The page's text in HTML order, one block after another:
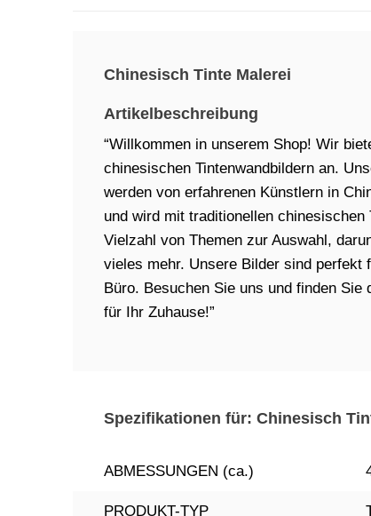
Chinesisch Tinte Malerei
Artikelbeschreibung
“Willkommen in unserem Shop! Wir
chinesischen Tintenwandbildern an.
werden von erfahrenen Künstlern in
und wird mit traditionellen
Vielzahl von Themen zur Auswahl,
vieles mehr. Unsere Bilder sind perfekt
Büro. Besuchen Sie uns und finden
für Ihr Zuhause!”
Spezifikationen für: Chinesisch
ABMESSUNGEN (ca.)
PRODUKT-TYP